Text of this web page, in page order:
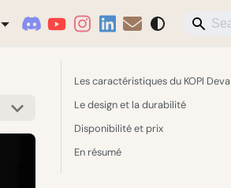
Les caractéristiques du KOPI Deva
Le design et la durabilité
Disponibilité et prix
En résumé